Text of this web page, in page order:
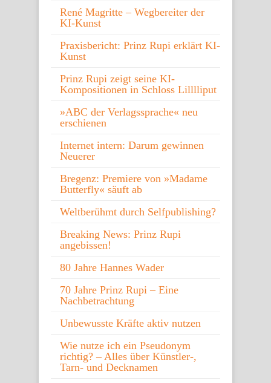
René Magritte – Wegbereiter der
KI-Kunst
Praxisbericht: Prinz Rupi erklärt KI-
Kunst
Prinz Rupi zeigt seine KI-
Kompositionen in Schloss Lilllliput
»ABC der Verlagssprache« neu
erschienen
Internet intern: Darum gewinnen
Neuerer
Bregenz: Premiere von »Madame
Butterfly« säuft ab
Weltberühmt durch Selfpublishing?
Breaking News: Prinz Rupi
angebissen!
80 Jahre Hannes Wader
70 Jahre Prinz Rupi – Eine
Nachbetrachtung
Unbewusste Kräfte aktiv nutzen
Wie nutze ich ein Pseudonym
richtig? – Alles über Künstler-,
Tarn- und Decknamen